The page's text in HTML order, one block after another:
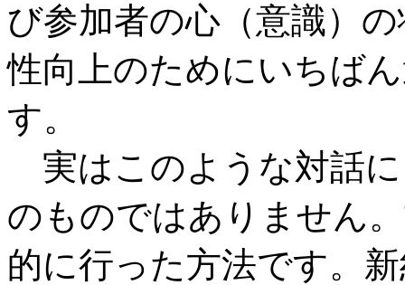
び参加者の心（意識）
性向上のためにいちば
す。
実はこのような対話
のものではありません
的に行った方法です。